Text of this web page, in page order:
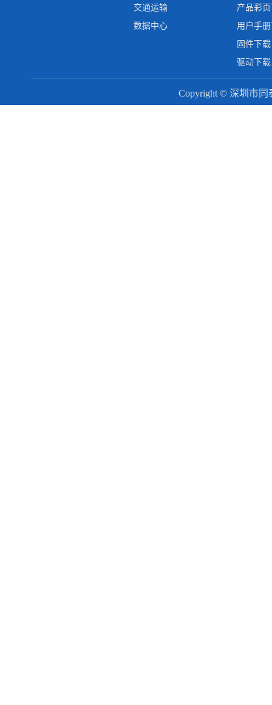
交通运输
数据中心
产品彩
用户手
固件下载
驱动下载
Copyright © 深圳市同